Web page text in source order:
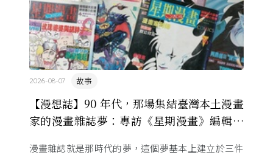
【漫想誌】90 年代，那場集結臺灣本土漫畫
家的漫畫雜誌夢：專訪《星期漫畫》編輯黃
故事
2026-08-07
漫畫雜誌就是那時代的夢，這個夢基本上建立於三件